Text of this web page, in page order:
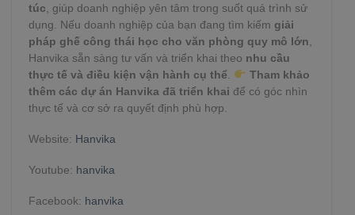
túc , giúp doanh nghiệp yên tâm trong suốt quá trình sử
dụng. Nếu doanh nghiệp của bạn đang tìm kiếm giải
pháp ghế công thái học cho văn phòng quy mô lớn
Hanvika sẵn sàng tư vấn và triển khai theo nhu cầu
thực tế và điều kiện vận hành cụ thể
Tham khảo
thêm các dự án Hanvika đã triển khai để có góc nhìn
thực tế và cơ sở ra quyết định phù hợp.
Website: Hanvika
Youtube: hanvika
Facebook: hanvika